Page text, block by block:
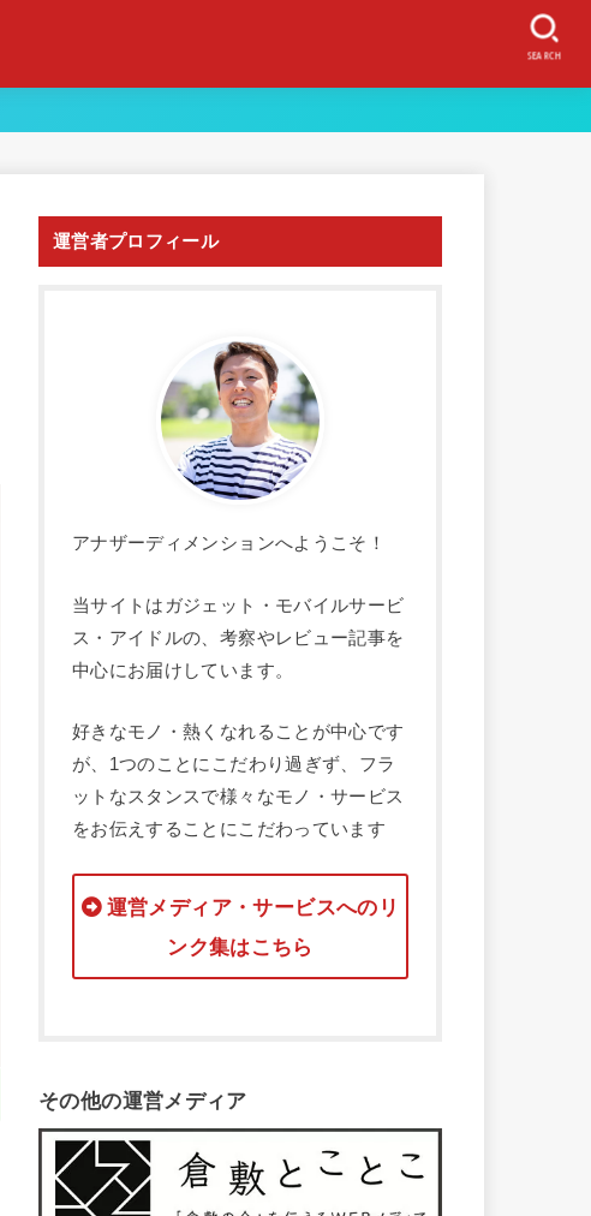
SEARCH
運営者プロフィール
アナザーディメンションへようこそ！
当サイトはガジェット・モバイルサービ
ス・アイドルの、考察やレビュー記事を
中心にお届けしています。
好きなモノ・熱くなれることが中心です
が、1つのことにこだわり過ぎず、フラ
ットなスタンスで様々なモノ・サービス
をお伝えすることにこだわっています
運営メディア・サービスへのリ
ンク集はこちら
その他の運営メディア